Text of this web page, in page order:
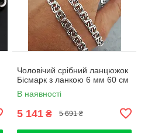
Чоловічий срібний ланцюжок
Бісмарк з ланкою 6 мм 60 см
В наявності
5 141 ₴ 5 691 ₴